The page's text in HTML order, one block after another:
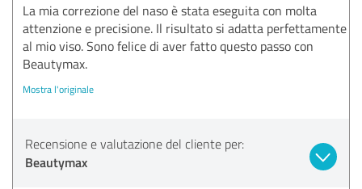
La mia correzione del naso è stata eseguita con molta
attenzione e precisione. Il risultato si adatta perfettamente
al mio viso. Sono felice di aver fatto questo passo con
Beautymax.
Mostra l'originale
Recensione e valutazione del cliente per:
Beautymax